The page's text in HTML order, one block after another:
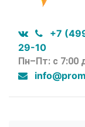
+7
29-10
Пн–Пт: с 7:00